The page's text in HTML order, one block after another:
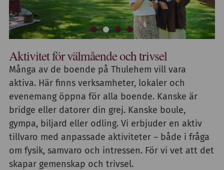
Aktivitet för välmående och trivsel
Många av de boende på Thulehem vill vara
aktiva. Här finns verksamheter, lokaler och
evenemang öppna för alla boende. Kanske är
bridge eller datorer din grej. Kanske boule,
gympa, biljard eller odling. Vi erbjuder en aktiv
tillvaro med anpassade aktiviteter – både i fråga
om fysik, samvaro och intressen. För vi vet att det
skapar gemenskap och trivsel.